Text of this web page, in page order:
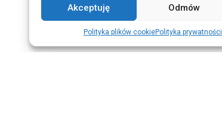
Akceptuję Odmów
Polityka plików cookiePolityka prywatności